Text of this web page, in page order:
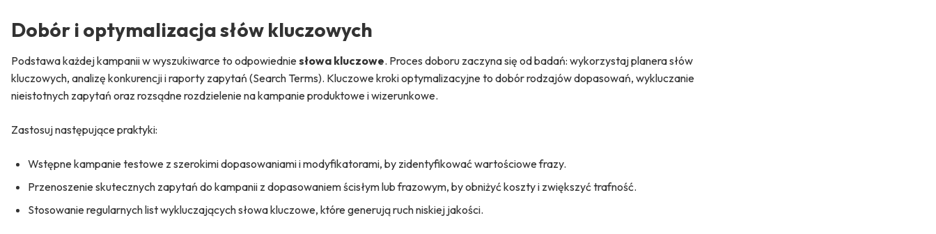
Dobór i optymalizacja słów kluczowych
Podstawa każdej kampanii w wyszukiwarce to odpowiedniesłowa kluczowe. Proces doboru zaczyna się od badań: wykorzystaj planera słów
kluczowych, analizę konkurencji i raporty zapytań (Search Terms). Kluczowe kroki optymalizacyjne to dobór rodzajów dopasowań, wykluczanie
nieistotnych zapytań oraz rozsądne rozdzielenie na kampanie produktowe i wizerunkowe.
Zastosuj następujące praktyki:
Wstępne kampanie testowe z szerokimi dopasowaniami i modyfikatorami, by zidentyfikować wartościowe frazy.
Przenoszenie skutecznych zapytań do kampanii z dopasowaniem ścisłym lub frazowym, by obniżyć koszty i zwiększyć trafność.
Stosowanie regularnych list wykluczających słowa kluczowe, które generują ruch niskiej jakości.